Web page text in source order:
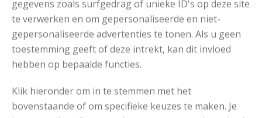
gegevens zoals surfgedrag of unieke ID's op deze site
te verwerken en om gepersonaliseerde en niet-
gepersonaliseerde advertenties te tonen. Als u geen
toestemming geeft of deze intrekt, kan dit invloed
hebben op bepaalde functies.
Klik hieronder om in te stemmen met het
bovenstaande of om specifieke keuzes te maken. Je